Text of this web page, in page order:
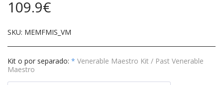
109.9€
SKU: MEMFMIS_VM
Kit o por separado: * Venerable Maestro Kit / Past Venerable
Maestro